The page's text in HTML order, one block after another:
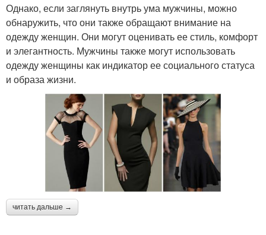
Однако, если заглянуть внутрь ума мужчины, можно
обнаружить, что они также обращают внимание на
одежду женщин. Они могут оценивать ее стиль, комфорт
и элегантность. Мужчины также могут использовать
одежду женщины как индикатор ее социального статуса
и образа жизни.
читать дальше →